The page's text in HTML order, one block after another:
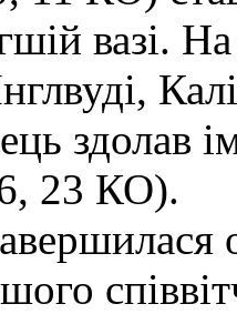
вазі.
здолав
23 КО).